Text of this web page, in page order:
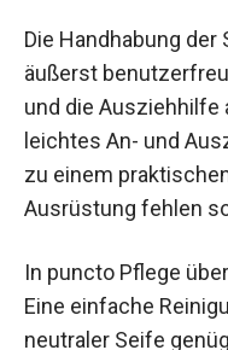
Die Handhabung
äußerst
und die Ausziehhilfe
leichtes An- und
zu einem
Ausrüstung fehlen
In puncto Pflege
Eine einfache
neutraler Seife